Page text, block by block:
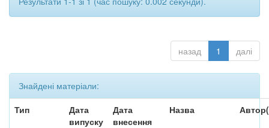
назад 1 далі
Знайдені матеріали:
Тип
Дата
випуску
Дата
внесення
Назва